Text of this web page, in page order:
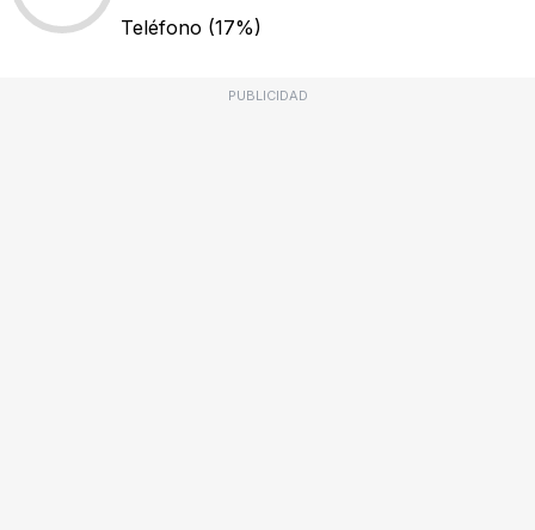
Teléfono (17%)
PUBLICIDAD